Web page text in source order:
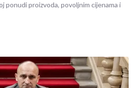
ponudi proizvoda, povoljnim cijenama i